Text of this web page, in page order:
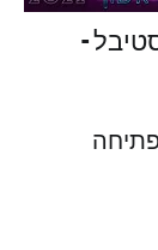
-
פתיחה